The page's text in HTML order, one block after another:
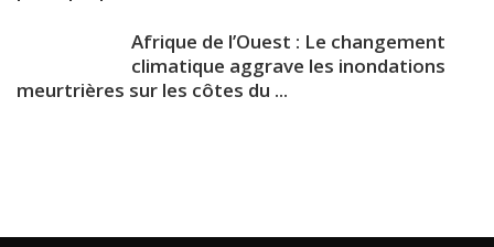
Afrique de l’Ouest : Le changement
climatique aggrave les inondations
meurtrières sur les côtes du ...